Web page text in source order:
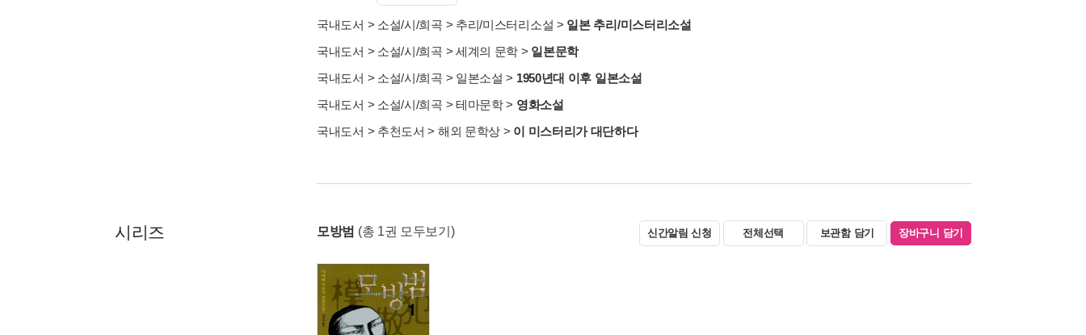
국내도서 > 소설/시/희곡 > 추리/미스터리소설 > 일본 추리/미스터리소설
국내도서 > 소설/시/희곡 > 세계의 문학 > 일본문학
국내도서 > 소설/시/희곡 > 일본소설 > 1950년대 이후 일본소설
국내도서 > 소설/시/희곡 > 테마문학> 영화소설
국내도서 > 추천도서 > 해외 문학상 > 이 미스터리가 대단하다
시리즈 모방범 (총 1권 모두보기) 신간알림 신청 전체선택 보관함 담기 장바구니 담기